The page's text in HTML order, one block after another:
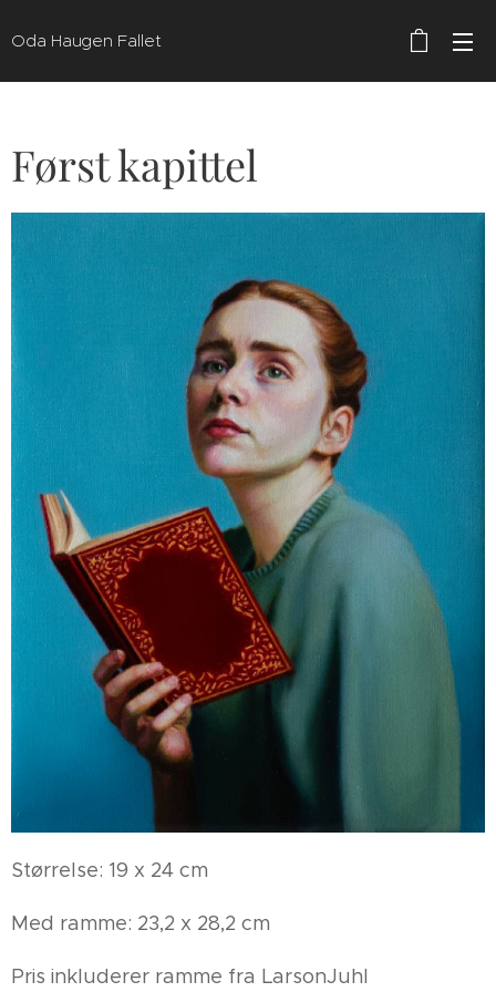
Oda Haugen Fallet
Først kapittel
Størrelse: 19 x 24 cm
Med ramme: 23,2 x 28,2 cm
Pris inkluderer ramme fra LarsonJuhl